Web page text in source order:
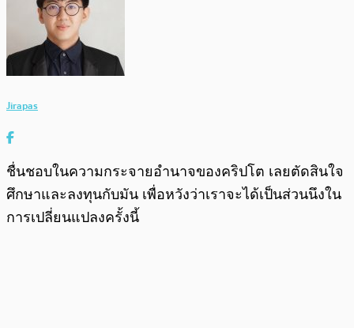
Jirapas
ชื่นชอบในความกระจายอำนาจของคริปโต เลยตัดสินใจ
ศึกษาและลงทุนกับมัน เพื่อหวังว่าเราจะได้เป็นส่วนนึงใน
การเปลี่ยนแปลงครั้งนี้